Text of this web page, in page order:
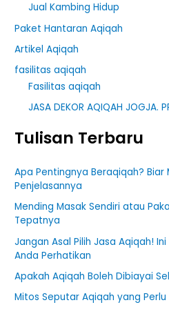
Jual Kambing Hidup
Paket Hantaran Aqiqah
Artikel Aqiqah
fasilitas aqiqah
Fasilitas aqiqah
JASA DEKOR AQIQAH JOGJA.
Tulisan Terbaru
Apa Pentingnya Beraqiqah? Biar
Penjelasannya
Mending Masak Sendiri atau
Tepatnya
Jangan Asal Pilih Jasa Aqiqah!
Anda Perhatikan
Apakah Aqiqah Boleh Dibiayai
Mitos Seputar Aqiqah yang Perlu